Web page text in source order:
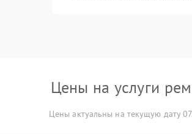
Цены на услуги
Цены актуальны на текущую дату